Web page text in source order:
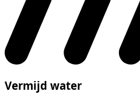
Vermijd water